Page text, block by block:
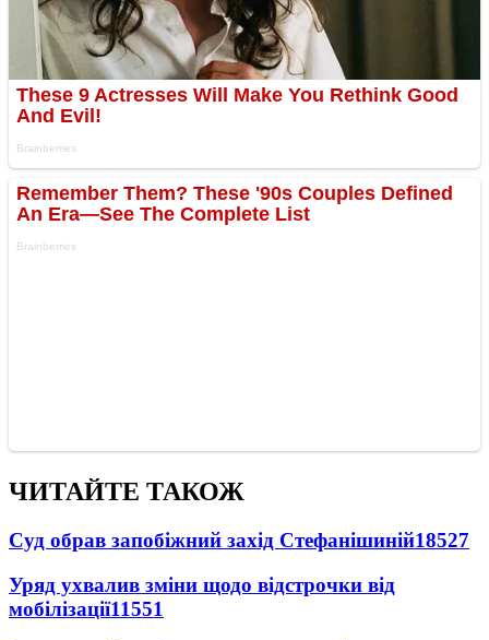
ЧИТАЙТЕ ТАКОЖ
Суд обрав запобіжний захід Стефанішиній18527
Уряд ухвалив зміни щодо відстрочки від
мобілізації11551